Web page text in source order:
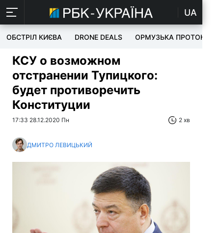
UA
ОБСТРІЛ КИЄВА DRONE DEALS ОРМУЗЬКА ПРОТОКА
КСУ о возможном
отстранении Тупицкого:
будет противоречить
Конституции
17:33 28.12.2020 Пн 2 хв
ДМИТРО ЛЕВИЦЬКИЙ